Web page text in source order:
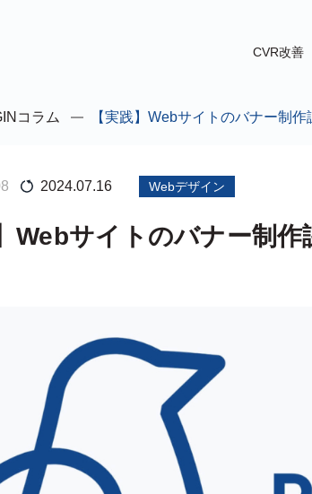
CVR改善
コラム 【実践】Webサイトのバナー制
2024.07.16 Webデザイン
Webサイトのバナー制